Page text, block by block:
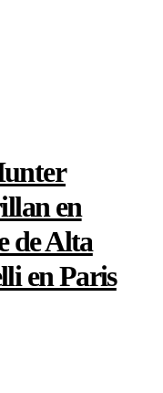
en
de Alta
en Paris